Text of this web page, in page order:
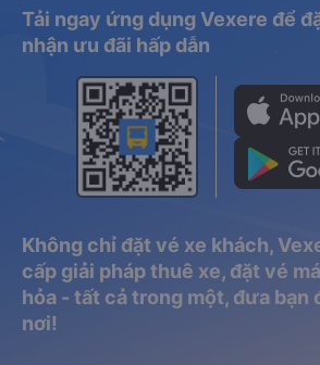
Tải ngay ứng dụng Vexere để
nhận ưu đãi hấp dẫn
Không chỉ đặt vé xe khách,
cấp giải pháp thuê xe, đặt vé
hỏa - tất cả trong một, đưa bạn
nơi!